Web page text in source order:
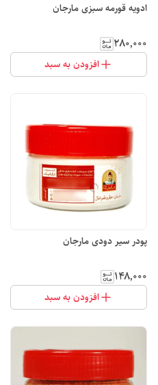
ادویه قورمه سبزی مارجان
۲۸۰٬۰۰۰
افزودن به سبد
پودر سیر دودی مارجان
۱۴۸٬۰۰۰
افزودن به سبد